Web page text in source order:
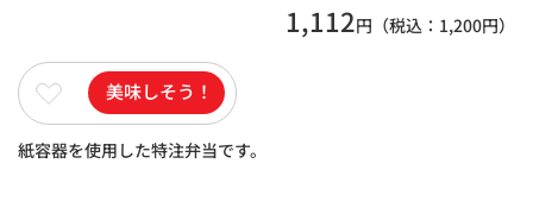
1,112円（税込： 1,200円）
美味しそう！
紙容器を使用した特注弁当です。